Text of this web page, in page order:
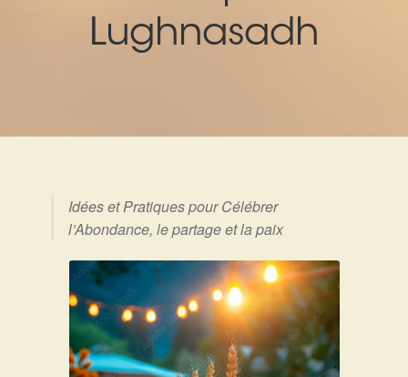
Nouveautés
Pendentifs
Lughnasadh
Idées et Pratiques pour Célébrer
l’Abondance, le partage et la paix